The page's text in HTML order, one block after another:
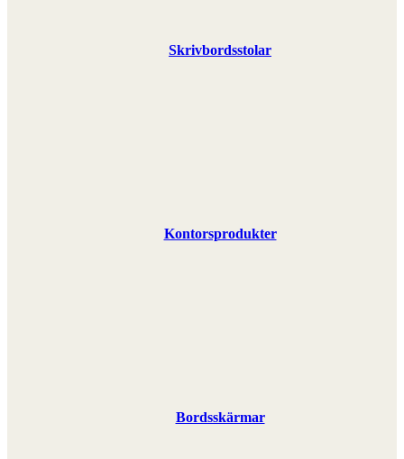
Skrivbordsstolar
Kontorsprodukter
Bordsskärmar